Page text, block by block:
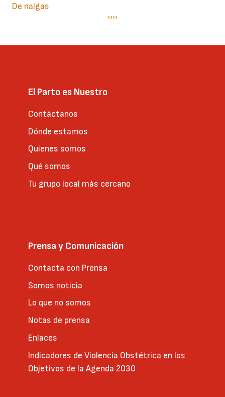
De nalgas
Página
‹‹Siguiente
››
El Parto es Nuestro
Contáctanos
Dónde estamos
Quienes somos
Qué somos
Tu grupo local más cercano
Prensa y Comunicación
Contacta con Prensa
Somos noticia
Lo que no somos
Notas de prensa
Enlaces
Indicadores de Violencia Obstétrica en los
Objetivos de la Agenda 2030